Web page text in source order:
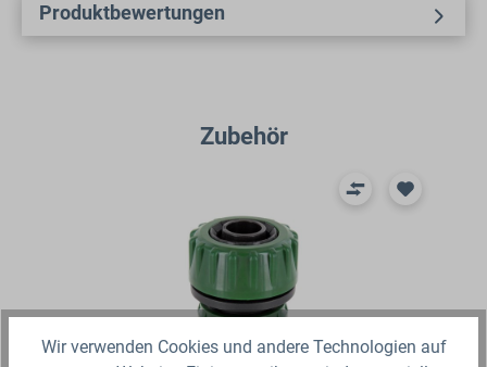
Produktbewertungen
Produktgalerie überspringen
Zubehör
Wir verwenden Cookies und andere Technologien auf